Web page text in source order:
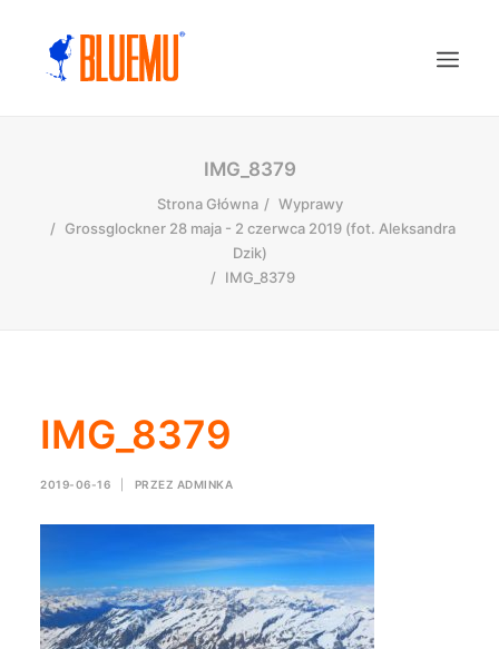
IMG_8379
Strona Główna
Wyprawy
Grossglockner 28 maja - 2 czerwca 2019 (fot. Aleksandra
Dzik)
IMG_8379
IMG_8379
2019-06-16 PRZEZ ADMINKA